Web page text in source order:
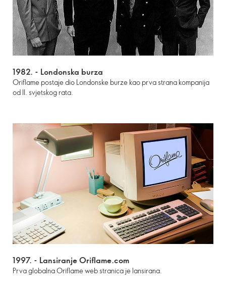
1982. - Londonska burza
Oriflame postaje dio Londonske burze kao prva strana kompanija
od II. svjetskog rata.
1997. - Lansiranje Oriflame.com
Prva globalna Oriflame web stranica je lansirana.